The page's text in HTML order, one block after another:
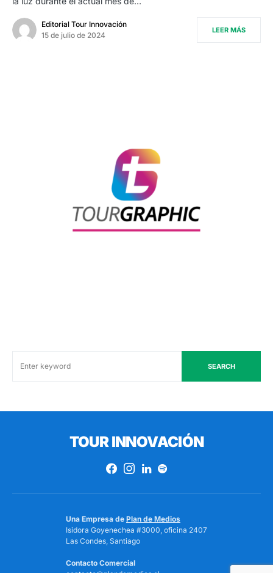
Editorial Tour Innovación
15 de julio de 2024
LEER MÁS
SEARCH
TOUR INNOVACIÓN
Una Empresa de Plan de Medios
Isidora Goyenechea #3000, oficina 2407
Las Condes, Santiago
Contacto Comercial